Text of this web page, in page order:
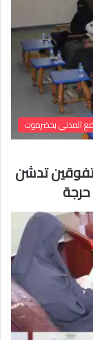
المدني بحضرموت
تدشن